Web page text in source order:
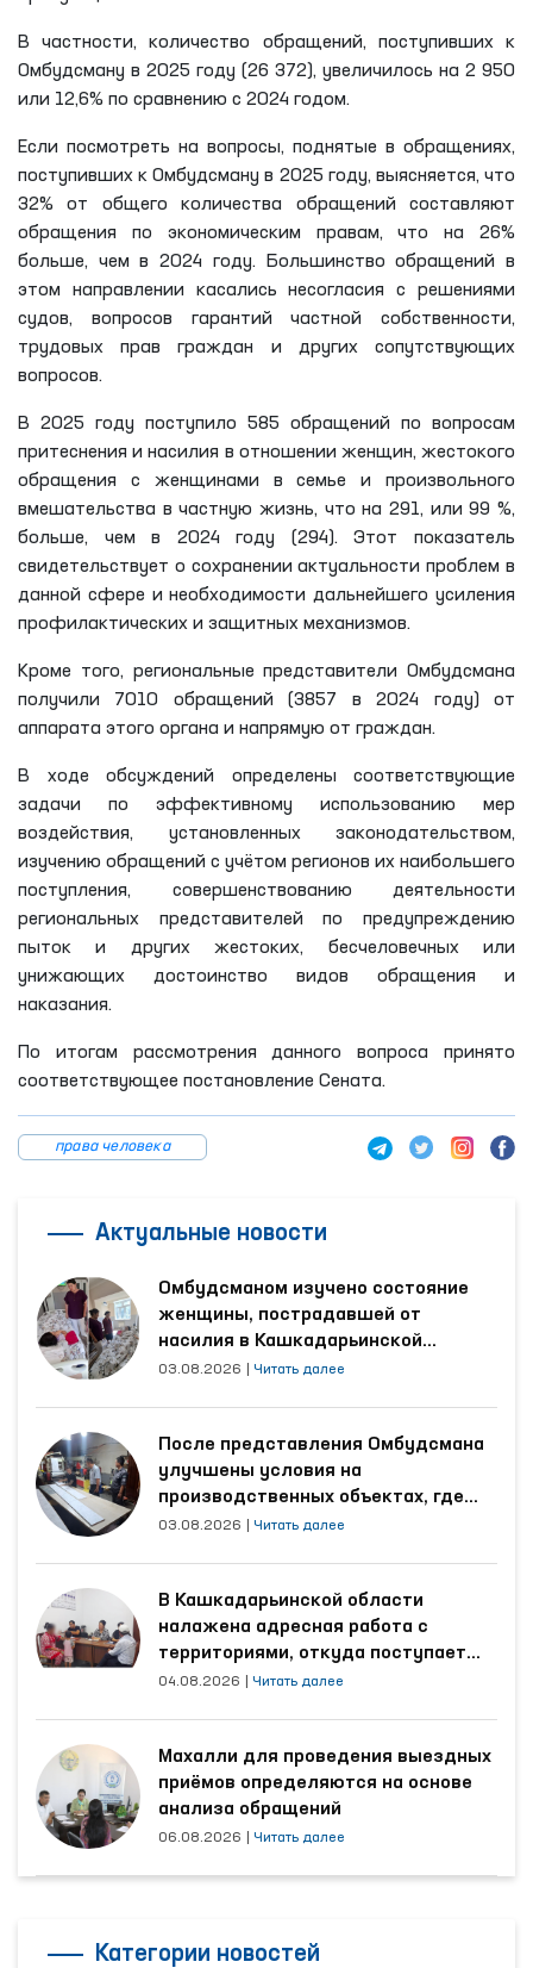
В частности, количество обращений, поступивших к
Омбудсману в 2025 году (26 372), увеличилось на 2 950
или 12,6% по сравнению с 2024 годом.
Если посмотреть на вопросы, поднятые в обращениях,
поступивших к Омбудсману в 2025 году, выясняется, что
32% от общего количества обращений составляют
обращения по экономическим правам, что на 26%
больше, чем в 2024 году. Большинство обращений в
этом направлении касались несогласия с решениями
судов, вопросов гарантий частной собственности,
трудовых прав граждан и других сопутствующих
вопросов.
В 2025 году поступило 585 обращений по вопросам
притеснения и насилия в отношении женщин, жестокого
обращения с женщинами в семье и произвольного
вмешательства в частную жизнь, что на 291, или 99 %,
больше, чем в 2024 году (294). Этот показатель
свидетельствует о сохранении актуальности проблем в
данной сфере и необходимости дальнейшего усиления
профилактических и защитных механизмов.
Кроме того, региональные представители Омбудсмана
получили 7010 обращений (3857 в 2024 году) от
аппарата этого органа и напрямую от граждан.
В ходе обсуждений определены соответствующие
задачи по эффективному использованию мер
воздействия, установленных законодательством,
изучению обращений с учётом регионов их наибольшего
поступления, совершенствованию деятельности
региональных представителей по предупреждению
пыток и других жестоких, бесчеловечных или
унижающих достоинство видов обращения и
наказания.
По итогам рассмотрения данного вопроса принято
соответствующее постановление Сената.
права человека
Актуальные новости
Омбудсманом изучено состояние
женщины, пострадавшей от
насилия в Кашкадарьинской
области
03.08.2026 Читать далее
После представления Омбудсмана
улучшены условия на
производственных объектах, где
трудятся осуждённые
03.08.2026 Читать далее
В Кашкадарьинской области
налажена адресная работа с
территориями, откуда поступает
наибольшее количество обращений
04.08.2026 Читать далее
Махалли для проведения выездных
приёмов определяются на основе
анализа обращений
06.08.2026 Читать далее
Категории новостей